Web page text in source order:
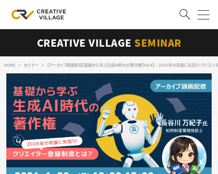
ログイン 会員登録
RECRUIT
クリエイター求人を探す
CREATIVE JOB求人検索
特集求人
採用説明会
転職支援サービス
CONTENTS
CREATIVE VILLAGE SEMINAR
HOME セミナー 【アーカイブ録画配信】基礎から学ぶ生成AI時代の著作権【Vol.4】～2026年の常識に先回り！クリエイ